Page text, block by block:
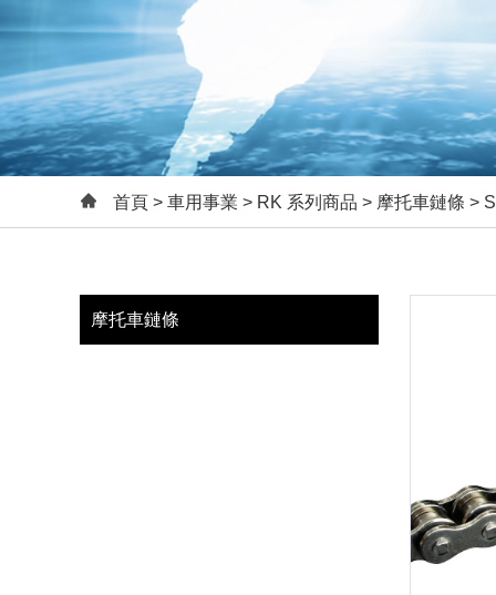
首頁 > 車用事業 > RK 系列商品 > 摩托車鏈條 >
摩托車鏈條